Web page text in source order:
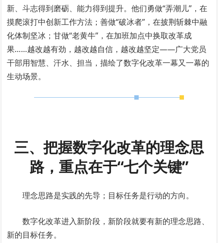
新、斗志得到磨砺、能力得到提升。他们勇做“弄潮儿”，在
摸爬滚打中创新工作方法；善做“破冰者”，在披荆斩棘中融
化体制坚冰；甘做“老黄牛”，在加班加点中换取改革成
果……越改越有劲，越改越自信，越改越坚定——广大党员
干部用智慧、汗水、担当，描绘了数字化改革一幕又一幕的
生动场景。
三、把握数字化改革的理念思
路，重点在于“七个关键”
理念思路是实践的先导；目标任务是行动的方向。
数字化改革进入新阶段，新阶段就要有新的理念思路、
新的目标任务。